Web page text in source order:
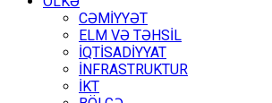
CƏMİYYƏT
ELM VƏ TƏHSİL
İQTİSADİYYAT
İNFRASTRUKTUR
İKT